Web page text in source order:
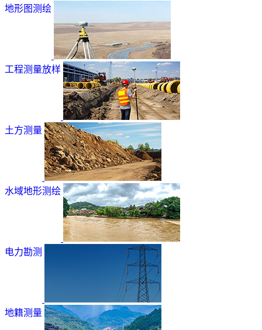
地形图测绘
工程测量放样
土方测量
水域地形测绘
电力勘测
地籍测量